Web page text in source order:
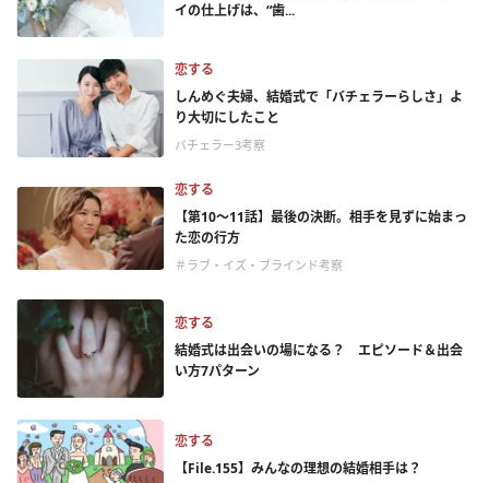
イの仕上げは、“歯...
恋する
しんめぐ夫婦、結婚式で「バチェラーらしさ」よ
り大切にしたこと
バチェラー3考察
恋する
【第10～11話】最後の決断。相手を見ずに始まっ
た恋の行方
＃ラブ・イズ・ブラインド考察
恋する
結婚式は出会いの場になる？ エピソード＆出会
い方7パターン
恋する
【File.155】みんなの理想の結婚相手は？